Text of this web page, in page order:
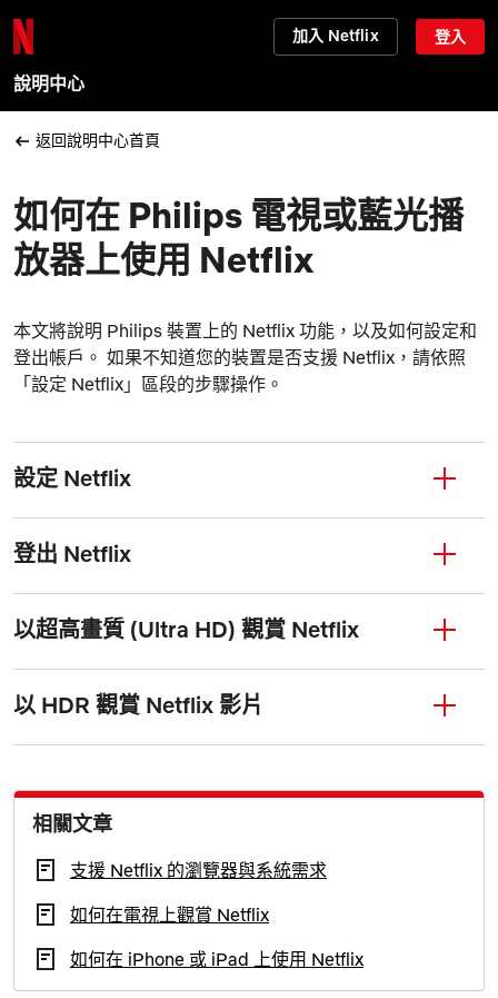
加入 Netflix 登入
說明中心
返回說明中心首頁
如何在 Philips 電視或藍光播
放器上使用 Netflix
本文將說明 Philips 裝置上的 Netflix 功能，以及如何設定和
登出帳戶。 如果不知道您的裝置是否支援 Netflix，請依照
「設定 Netflix」區段的步驟操作。
設定 Netflix
登出 Netflix
以超高畫質 (Ultra HD) 觀賞 Netflix
以 HDR 觀賞 Netflix 影片
相關文章
支援 Netflix 的瀏覽器與系統需求
如何在電視上觀賞 Netflix
如何在 iPhone 或 iPad 上使用 Netflix